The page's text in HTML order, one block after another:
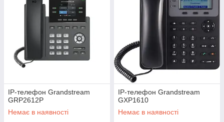
IP-телефон Grandstream
GRP2612P
Немає в наявності
IP-телефон Grandstream
GXP1610
Немає в наявності